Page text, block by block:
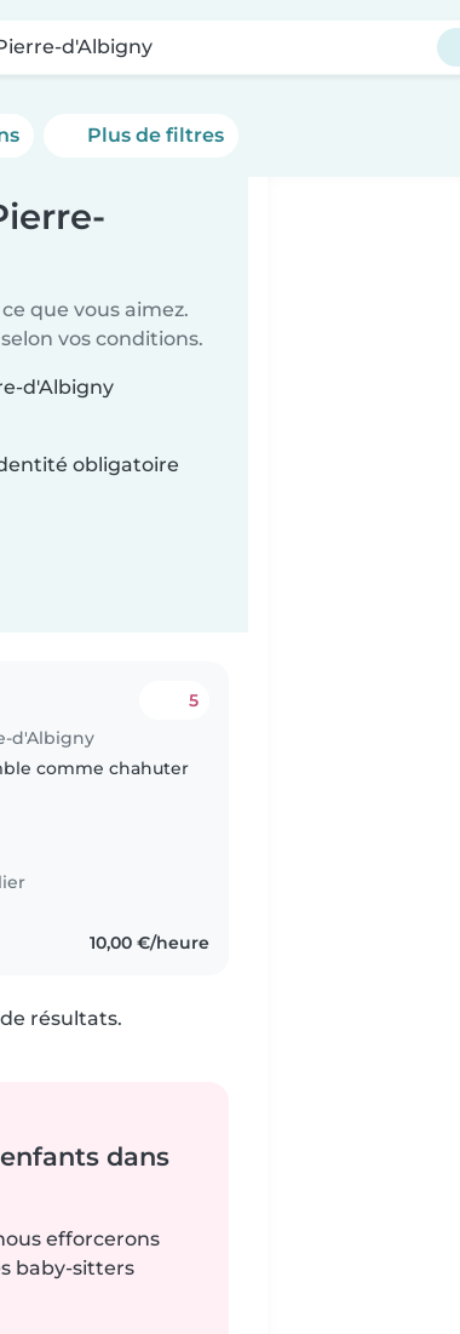
d'Albigny
Plus de filtres
que vous aimez.
vos conditions.
d'Albigny
obligatoire
d'Albigny
5
comme chahuter
10,00 €/heure
résultats.
dans
efforcerons
baby-sitters